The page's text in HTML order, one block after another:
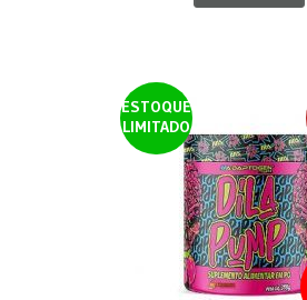
ESTOQUE
LIMITADO